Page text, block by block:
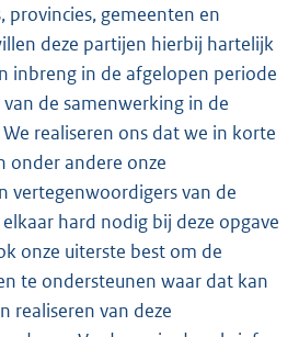
provincies, gemeenten en
deze partijen hierbij hartelijk
inbreng in de afgelopen periode
de samenwerking in de
realiseren ons dat we in korte
onder andere onze
vertegenwoordigers van de
hard nodig bij deze opgave
onze uiterste best om de
te ondersteunen waar dat kan
realiseren van deze